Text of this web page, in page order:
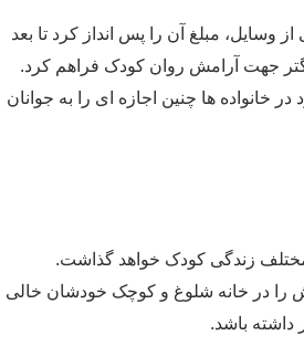
وسایل، مبلغ آن را پس انداز کرد تا بعد
جهت آرامش روان کودک فراهم کرد.
خانواده ها چنین اجازه ای را به جوانان
مختلف زندگی کودک خواهد گذاشت.
را در خانه شلوغ و کوچک خودشان خالی
داشته باشد.